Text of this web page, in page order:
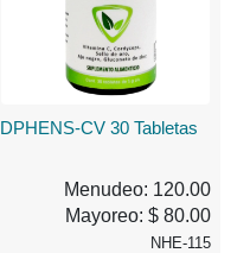
DPHENS-CV 30 Tabletas
Menudeo: 120.00
Mayoreo: $ 80.00
NHE-115